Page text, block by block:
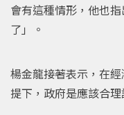
會有這種情形，他也
了」。
楊金龍接著表示，在
提下，政府是應該合